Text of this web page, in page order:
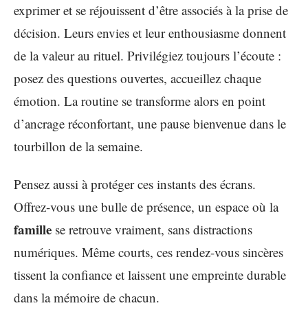
exprimer et se réjouissent d’être associés à la prise de
décision. Leurs envies et leur enthousiasme donnent
de la valeur au rituel. Privilégiez toujours l’écoute :
posez des questions ouvertes, accueillez chaque
émotion. La routine se transforme alors en point
d’ancrage réconfortant, une pause bienvenue dans le
tourbillon de la semaine.
Pensez aussi à protéger ces instants des écrans.
Offrez-vous une bulle de présence, un espace où la
famille se retrouve vraiment, sans distractions
numériques. Même courts, ces rendez-vous sincères
tissent la confiance et laissent une empreinte durable
dans la mémoire de chacun.